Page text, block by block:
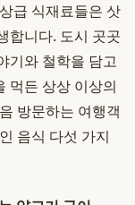
급 식재료들은 삿
합니다. 도시 곳곳
기와 철학을 담고
먹든 상상 이상의
방문하는 여행객
음식 다섯 가지